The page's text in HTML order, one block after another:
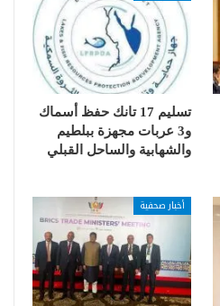
تسليم 17 تانك حفظ أسماك
و3 عربات مجهزة ببلطيم
والشهابية والساحل القبلي
أخبار صحفية